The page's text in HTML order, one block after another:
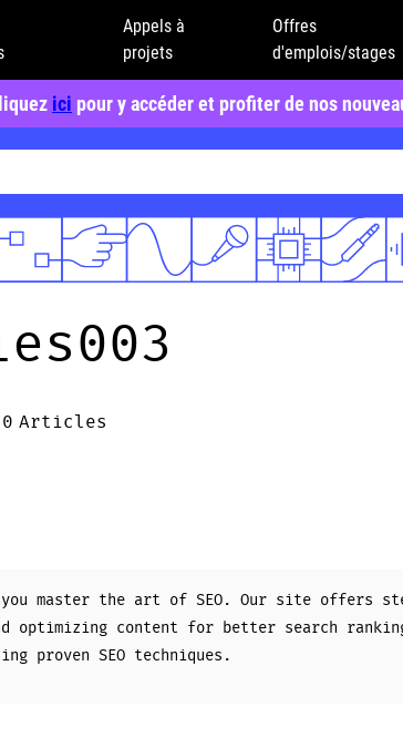
Appels à
projets
Offres
d'emplois/stages
ici pour y accéder et profiter de nos
0 Articles
master the art of SEO. Our site offers
content for better search
proven SEO techniques.